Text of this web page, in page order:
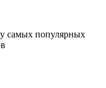
самых популярных